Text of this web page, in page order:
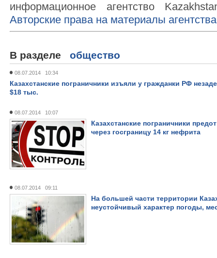
информационное агентство
Авторские права на материалы
В разделе общество
08.07.2014 10:34
Казахстанские пограничники изъяли у гражданки РФ
$18 тыс.
08.07.2014 10:07
Казахстанские пограничники
через госграницу 14 кг нефрита
08.07.2014 09:11
На большей части территории
неустойчивый характер погоды,